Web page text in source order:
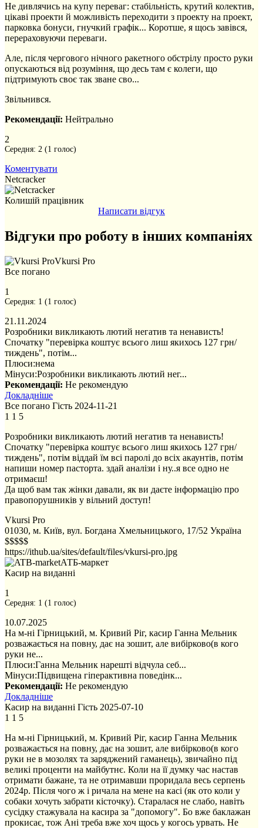
Не дивлячись на купу переваг: стабільність, крутий колектив,
цікаві проекти й можливість переходити з проекту на проект,
парковка бонуси, гнучкий графік... Коротше, я щось завівся,
перераховуючи переваги.
Але, після чергового нічного ракетного обстрілу просто руки
опускаються від розуміння, що десь там є колеги, що
підтримують своє так зване сво...
Звільнився.
Рекомендації: Нейтрально
2
Середня: 2 (1 голос)
Коментувати
Netcracker
Колишій працівник
Написати відгук
Відгуки про роботу в інших компаніях
Vkursi Pro
Все погано
1
Середня: 1 (1 голос)
21.11.2024
Розробники викликають лютий негатив та ненависть!
Спочатку "перевірка коштує всього лиш якихось 127 грн/
тиждень", потім...
Плюси:нема
Мінуси:Розробники викликають лютий нег...
Рекомендації: Не рекомендую
Докладніше
Все погано Гість 2024-11-21
1 1 5
Розробники викликають лютий негатив та ненависть!
Спочатку "перевірка коштує всього лиш якихось 127 грн/
тиждень", потім віддай їм всі паролі до всіх акаунтів, потім
напиши номер пасторта. здай аналізи і ну..я все одно не
отримаєш!
Да щоб вам так жінки давали, як ви даєте інформацію про
правопорушників у вільний доступ!
Vkursi Pro
01030, м. Київ, вул. Богдана Хмельницького, 17/52 Україна
$$$$$
https://ithub.ua/sites/default/files/vkursi-pro.jpg
АТБ-маркет
Касир на виданні
1
Середня: 1 (1 голос)
10.07.2025
На м-ні Гірницький, м. Кривий Ріг, касир Ганна Мельник
розважається на повну, дає на зошит, але вибірково(в кого
руки не...
Плюси:Ганна Мельник нарешті відчула себ...
Мінуси:Підвищена гіперактивна поведінк...
Рекомендації: Не рекомендую
Докладніше
Касир на виданні Гість 2025-07-10
1 1 5
На м-ні Гірницький, м. Кривий Ріг, касир Ганна Мельник
розважається на повну, дає на зошит, але вибірково(в кого
руки не в мозолях та заряджений гаманець), звичайно під
великі проценти на майбутнє. Коли на її думку час настав
отримати бажане, та не отримавши проридала весь серпень
2024р. Після чого ж і ричала на мене на касі (як ото коли у
собаки хочуть забрати кісточку). Старалася не слабо, навіть
сусідку стажувала на касира за "допомогу". Бо вже баклажан
прокисає, тож Ані треба вже хоч щось у когось урвать. Не